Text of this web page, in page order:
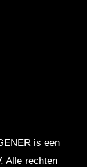
is een
Alle rechten